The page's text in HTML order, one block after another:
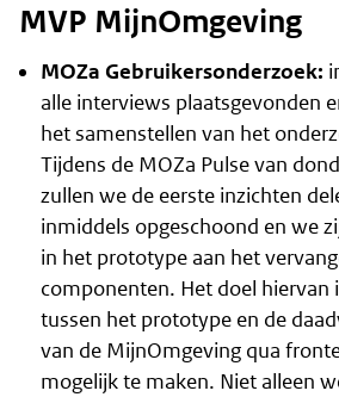
MVP MijnOmgeving
MOZa Gebruikersonderzoek:
alle interviews plaatsgevonden
het samenstellen van het
Tijdens de MOZa Pulse van
zullen we de eerste inzichten
inmiddels opgeschoond en we
in het prototype aan het
componenten. Het doel hiervan
tussen het prototype en de
van de MijnOmgeving qua
mogelijk te maken. Niet alleen